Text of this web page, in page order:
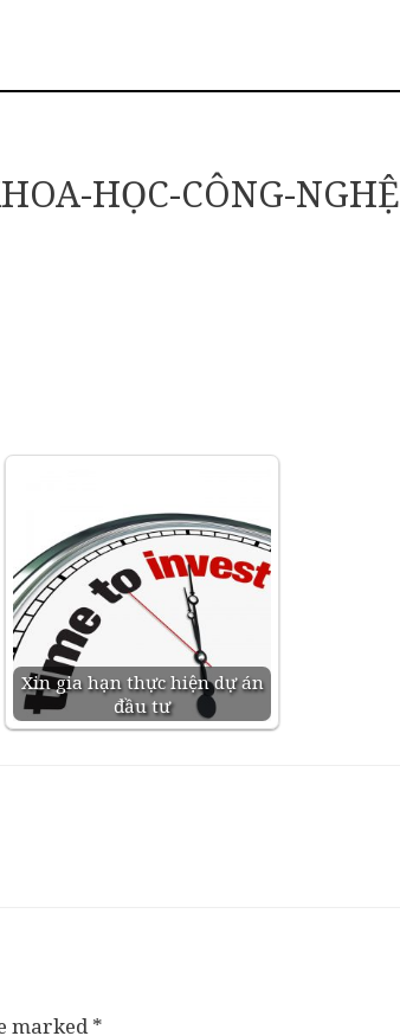
HỌC-CÔNG-NGHỆ
Xin gia hạn thực hiện dự án
đầu tư
marked*